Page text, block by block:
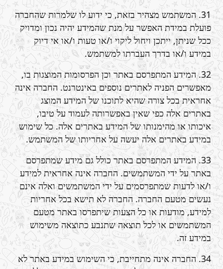
31. המשתמש מצהיר בזאת, כי ידוע לו שלמרות שהחברה
פועלת במידת האפשר על מנת שהמידע יהיה נכון ומדויק
ככל שניתן, ייתכן ויחול ליקוי ו/או טעות ו/או אי דיוק
במידע ו/או בדרך העברתו למשתמש.
32. המידע המתפרסם באתר וכן הפרסומות המוצגות בו,
מאפשרים הפניה לאתרים נוספים באינטרנט. החברה אינה
אחראית בכל צורה שהיא לתוכנו של המידע המוצג
באתרים אלה כפי שאין באפשרותה לעמוד על טיבו,
איכותו או מהימנותו של המידע באתרים אלה. כל שימוש
במידע באתרים אלה יעשה על אחריותו של המשתמש.
33. המידע המתפרסם באתר כולל גם מידע שמתפרסם
באתר על ידי המשתמשים. החברה אינה אחראית למידע
ו/או לדעות שמתפרסמים על ידי המשתמשים ואלה אינם
נעשים מטעם החברה. החברה לא תישא בכל אחריות
למידע, מודעות או כל הצעות שיתפרסו באתר מטעם
המשתמשים או לכל תוצאה שתנבע כתוצאה משימוש
במידע זה.
34. החברה אינה מתחייבת, כי השימוש במידע באתר לא